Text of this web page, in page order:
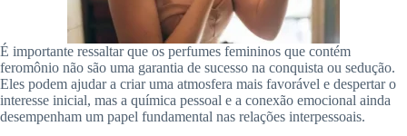
É importante ressaltar que os perfumes femininos que contém
feromônio não são uma garantia de sucesso na conquista ou sedução.
Eles podem ajudar a criar uma atmosfera mais favorável e despertar o
interesse inicial, mas a química pessoal e a conexão emocional ainda
desempenham um papel fundamental nas relações interpessoais.